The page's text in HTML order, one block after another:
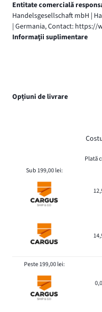
Entitate comercială
Handelsgesellschaft mbH |
| Germania, Contact:
Informaţii suplimentare
Opțiuni de livrare
Plată
Sub 199,00 lei:
Peste 199,00 lei: